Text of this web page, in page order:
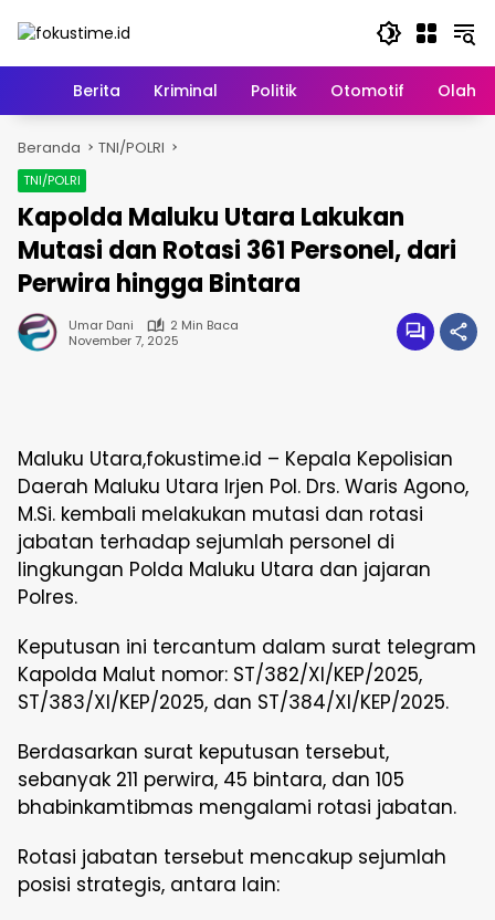
HomeBerita Kriminal Politik Otomotif
Beranda TNI/POLRI
TNI/POLRI
Kapolda Maluku Utara Lakukan
Mutasi dan Rotasi 361 Personel, dari
Perwira hingga Bintara
Umar Dani
2 Min Baca
November 7, 2025
Maluku Utara,fokustime.id – Kepala Kepolisian
Daerah Maluku Utara Irjen Pol. Drs. Waris Agono,
M.Si. kembali melakukan mutasi dan rotasi
jabatan terhadap sejumlah personel di
lingkungan Polda Maluku Utara dan jajaran
Polres.
Keputusan ini tercantum dalam surat telegram
Kapolda Malut nomor: ST/382/XI/KEP/2025,
ST/383/XI/KEP/2025, dan ST/384/XI/KEP/2025.
Berdasarkan surat keputusan tersebut,
sebanyak 211 perwira, 45 bintara, dan 105
bhabinkamtibmas mengalami rotasi jabatan.
Rotasi jabatan tersebut mencakup sejumlah
posisi strategis, antara lain: